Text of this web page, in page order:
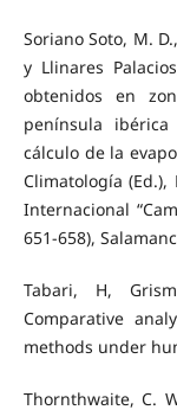
Soriano Soto, M.
y Llinares
obtenidos en
península
cálculo de la
Climatología
Internacional
651-658),
Tabari, H,
Comparative
methods under
Thornthwaite, C.